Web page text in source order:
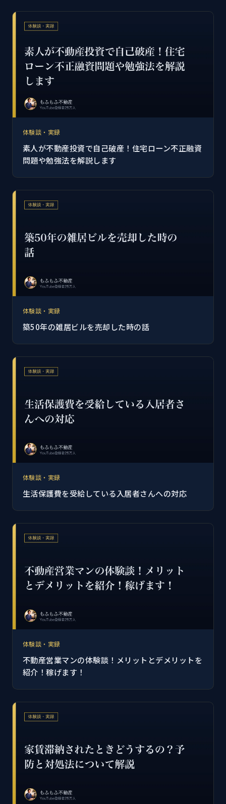
体験談・実録
素人が不動産投資で自己破産！住宅ローン不正融資
問題や勉強法を解説します
体験談・実録
築50年の雑居ビルを売却した時の話
体験談・実録
生活保護費を受給している入居者さんへの対応
体験談・実録
不動産営業マンの体験談！メリットとデメリットを
紹介！稼げます！